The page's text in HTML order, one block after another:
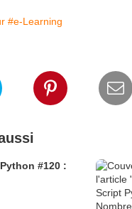
#e-Learning
#120 :